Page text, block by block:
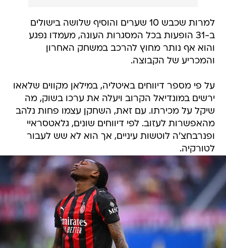
למרות שכבש 10 שערים והוסיף שלושה בישולים
ב-31 הופעות בכל המסגרות העונה, מעמדו נפגע
והוא אף נותר מחוץ להרכב במשחק האחרון
והמכריע של הקבוצה.
על פי מספר דיווחים באיטליה, במילאן מקווים שלאאו
ירשים במונדיאל הקרוב ויעלה את ערכו בשוק, מה
שיקל על מכירתו. עם זאת, השחקן עצמו פחות נלהב
מהאפשרות לעזוב. לפי דיווחים שונים, גלאטסראיי
ופנרבחצ'ה לוטשות עיניים, אך הוא לא שש לעבור
לטורקיה.